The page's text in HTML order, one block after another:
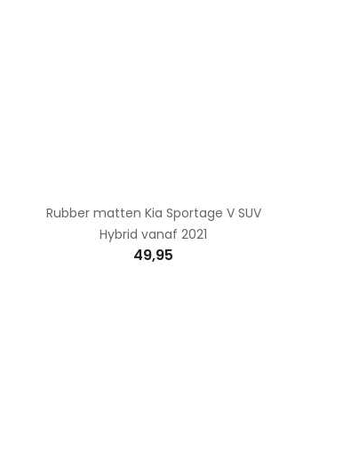
Rubber matten Kia Sportage V SUV
Hybrid vanaf 2021
49,95